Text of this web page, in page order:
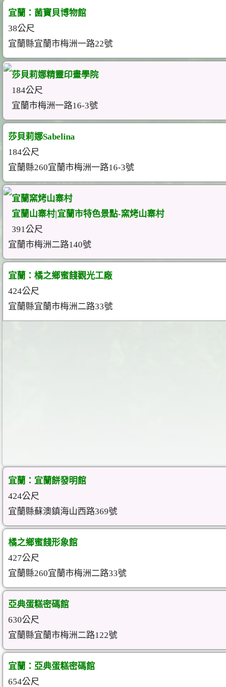
宜蘭：菌寶貝博物館
38公尺
宜蘭縣宜蘭市梅洲一路22號
莎貝莉娜精靈印畫學院
184公尺
宜蘭市梅洲一路16-3號
莎貝莉娜Sabelina
184公尺
宜蘭縣260宜蘭市梅洲一路16-3號
宜蘭窯烤山寨村
宜蘭山寨村|宜蘭市特色景點-窯烤山寨村
391公尺
宜蘭市梅洲二路140號
宜蘭：橘之鄉蜜餞觀光工廠
424公尺
宜蘭縣宜蘭市梅洲二路33號
宜蘭：宜蘭餅發明館
424公尺
宜蘭縣蘇澳鎮海山西路369號
橘之鄉蜜餞形象館
427公尺
宜蘭縣260宜蘭市梅洲二路33號
亞典蛋糕密碼館
630公尺
宜蘭縣宜蘭市梅洲二路122號
宜蘭：亞典蛋糕密碼館
654公尺